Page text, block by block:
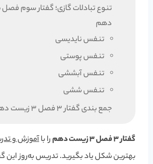
تنوع تبادلات گازی؛ گفتار سوم
دهم
تنفس نایدیسی
تنفس پوستی
تنفس آبششی
تنفس ششی
جمع بندی گفتار 3 فصل 3 زیست دهم
گفتار 3 فصل 3 زیست دهم را باآموزش و
بهترین شکل یاد بگیرید. تدریس به‌روز این